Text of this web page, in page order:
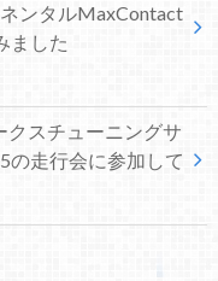
ンタルMaxContact
ました
クスチューニングサ
の走行会に参加して